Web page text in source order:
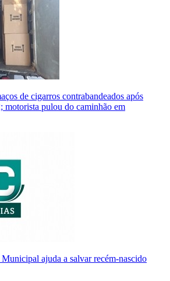
de cigarros contrabandeados após
motorista pulou do caminhão em
ajuda a salvar recém-nascido